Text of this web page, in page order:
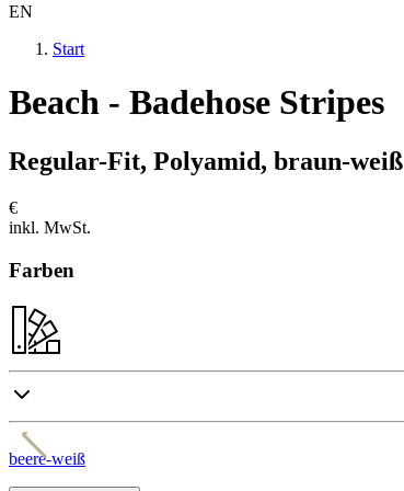
EN
Start
Beach - Badehose Stripes
Regular-Fit, Polyamid, braun-weiß
€
inkl. MwSt.
Farben
beere-weiß